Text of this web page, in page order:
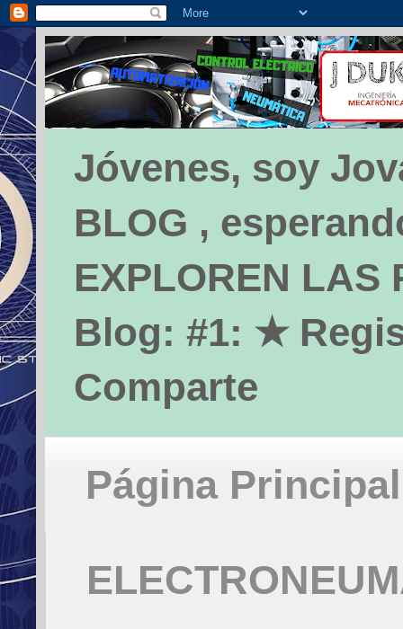
Jóvenes, soy
BLOG ,
EXPLOREN LAS
Blog: #1: ★
Comparte
Página Principal